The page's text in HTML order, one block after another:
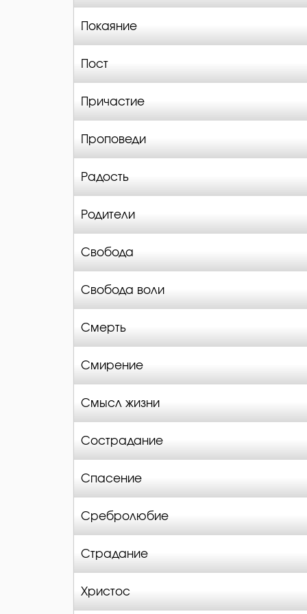
Покаяние
Пост
Причастие
Проповеди
Радость
Родители
Свобода
Свобода воли
Смерть
Смирение
Смысл жизни
Сострадание
Спасение
Сребролюбие
Страдание
Христос